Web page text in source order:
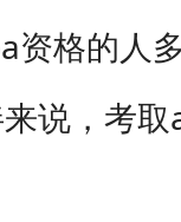
资格的人
说，考取